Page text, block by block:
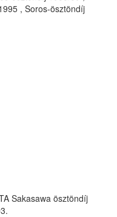
, Soros-ösztöndíj
Sakasawa ösztöndíj